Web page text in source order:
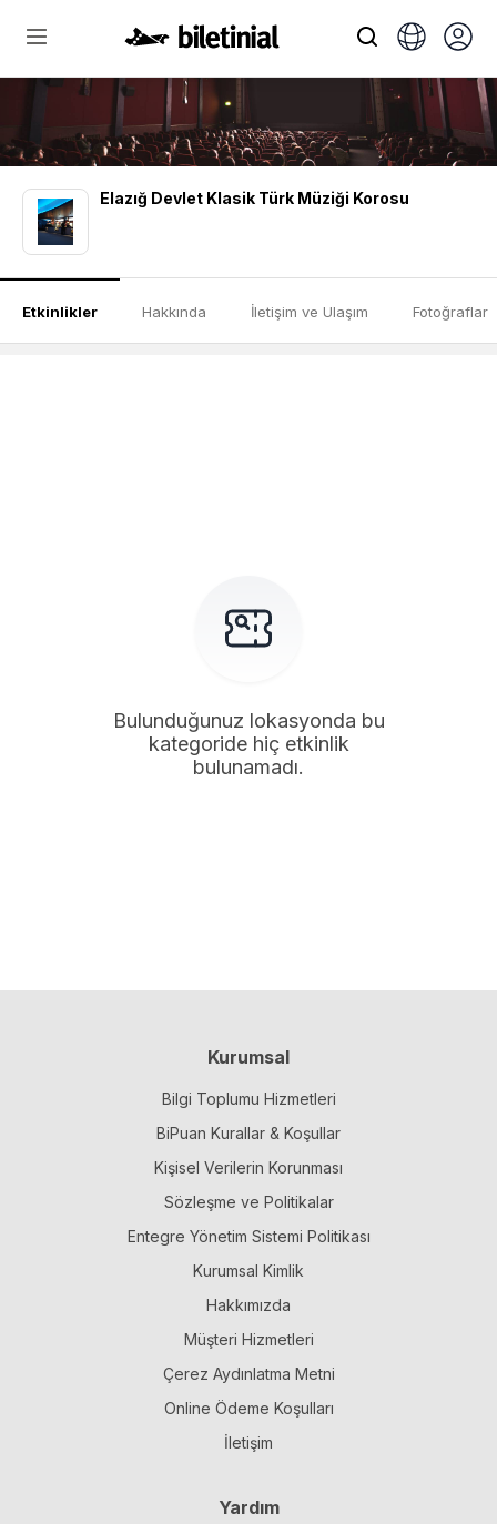
Elazığ Devlet Klasik Türk Müziği Korosu
Etkinlikler Hakkında İletişim ve Ulaşım Fotoğraflar
Bulunduğunuz lokasyonda bu
kategoride hiç etkinlik
bulunamadı.
Kurumsal
Bilgi Toplumu Hizmetleri
BiPuan Kurallar & Koşullar
Kişisel Verilerin Korunması
Sözleşme ve Politikalar
Entegre Yönetim Sistemi Politikası
Kurumsal Kimlik
Hakkımızda
Müşteri Hizmetleri
Çerez Aydınlatma Metni
Online Ödeme Koşulları
İletişim
Yardım